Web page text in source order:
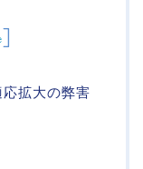
]
拡大の弊害